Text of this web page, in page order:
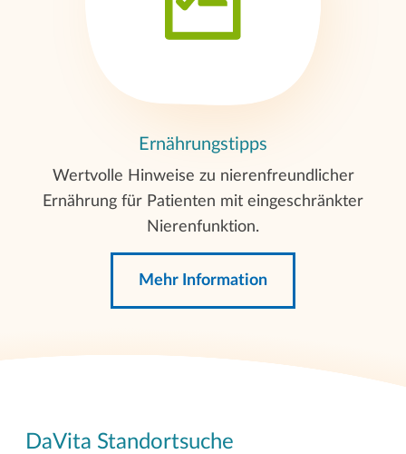
Ernährungstipps
Wertvolle Hinweise zu nierenfreundlicher
Ernährung für Patienten mit eingeschränkter
Nierenfunktion.
Mehr Information
DaVita Standortsuche